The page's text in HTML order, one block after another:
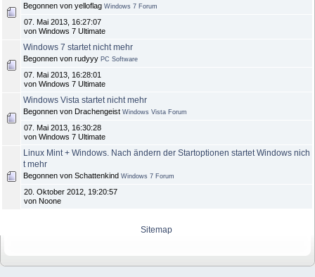
Begonnen von yelloflag Windows 7 Forum
07. Mai 2013, 16:27:07
von Windows 7 Ultimate
Windows 7 startet nicht mehr
Begonnen von rudyyy PC Software
07. Mai 2013, 16:28:01
von Windows 7 Ultimate
Windows Vista startet nicht mehr
Begonnen von Drachengeist Windows Vista Forum
07. Mai 2013, 16:30:28
von Windows 7 Ultimate
Linux Mint + Windows. Nach ändern der Startoptionen startet Windows nich
t mehr
Begonnen von Schattenkind Windows 7 Forum
20. Oktober 2012, 19:20:57
von Noone
Sitemap